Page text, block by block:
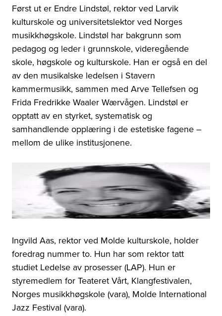
Først ut er Endre Lindstøl, rektor ved Larvik
kulturskole og universitetslektor ved Norges
musikkhøgskole. Lindstøl har bakgrunn som
pedagog og leder i grunnskole, videregående
skole, høgskole og kulturskole. Han er også en del
av den musikalske ledelsen i Stavern
kammermusikk, sammen med Arve Tellefsen og
Frida Fredrikke Waaler Wærvågen. Lindstøl er
opptatt av en styrket, systematisk og
samhandlende opplæring i de estetiske fagene –
mellom de ulike institusjonene.
Ingvild Aas, rektor ved Molde kulturskole, holder
foredrag nummer to. Hun har som rektor tatt
studiet Ledelse av prosesser (LAP). Hun er
styremedlem for Teateret Vårt, Klangfestivalen,
Norges musikkhøgskole (vara), Molde International
Jazz Festival (vara).